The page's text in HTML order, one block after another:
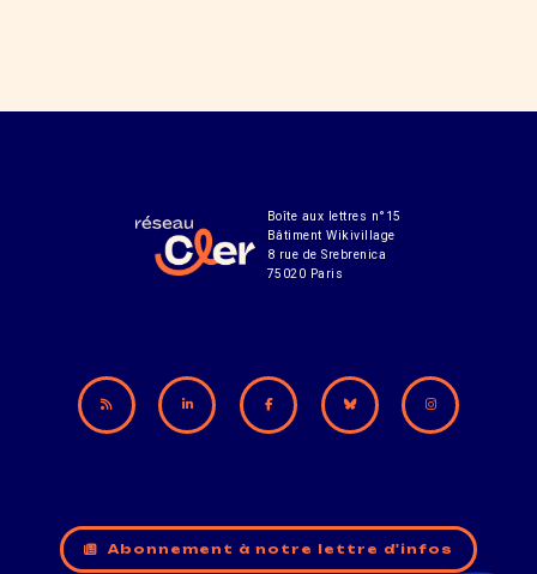
Boîte aux lettres n°15
Bâtiment Wikivillage
8 rue de Srebrenica
75020 Paris
Abonnement à notre lettre d'infos